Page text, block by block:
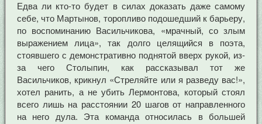
Едва ли кто-то будет в силах доказать даже самому
себе, что Мартынов, торопливо подошедший к барьеру,
по воспоминанию Васильчикова, «мрачный, со злым
выражением лица», так долго целящийся в поэта,
стоявшего с демонстративно поднятой вверх рукой, из-
за чего Столыпин, как рассказывал тот же
Васильчиков, крикнул «Стреляйте или я разведу вас!»,
хотел ранить, а не убить Лермонтова, который стоял
всего лишь на расстоянии 20 шагов от направленного
на него дула. Эта команда относилась в большей